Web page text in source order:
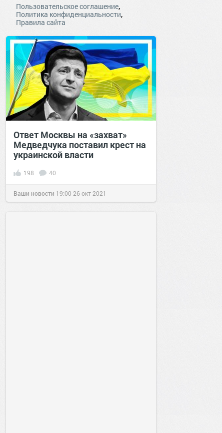
Пользовательское соглашение,
Политика конфиденциальности,
Правила сайта
Ответ Москвы на «захват»
Медведчука поставил крест на
украинской власти
198 40
Ваши новости 19:00 26 окт 2021